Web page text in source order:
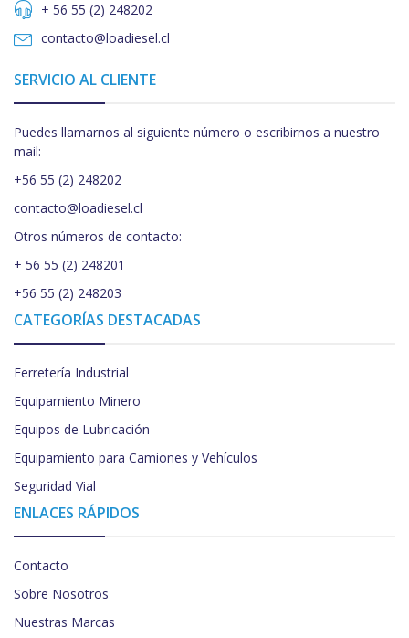
+ 56 55 (2) 248202
contacto@loadiesel.cl
SERVICIO AL CLIENTE
Puedes llamarnos al siguiente número o escribirnos a nuestro
mail:
+56 55 (2) 248202
contacto@loadiesel.cl
Otros números de contacto:
+ 56 55 (2) 248201
+56 55 (2) 248203
CATEGORÍAS DESTACADAS
Ferretería Industrial
Equipamiento Minero
Equipos de Lubricación
Equipamiento para Camiones y Vehículos
Seguridad Vial
ENLACES RÁPIDOS
Contacto
Sobre Nosotros
Nuestras Marcas